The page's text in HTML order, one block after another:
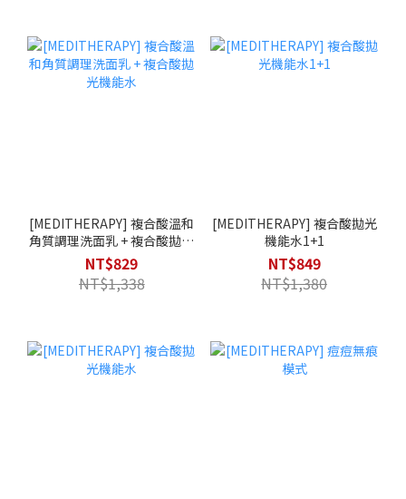
[MEDITHERAPY] 複合酸溫和
角質調理洗面乳 + 複合酸拋光
機能水
NT$829
NT$1,338
[MEDITHERAPY] 複合酸拋光
機能水1+1
NT$849
NT$1,380